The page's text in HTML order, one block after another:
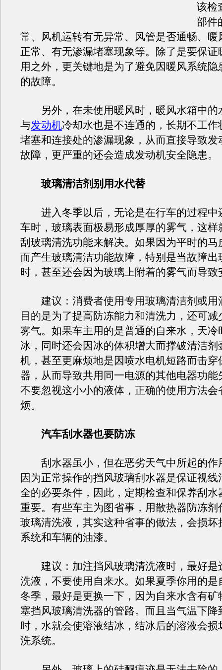
该检
部件
常、风机运转有无异常、风管是否通畅、暖
正常、有无渗漏堵塞现象等。除了是要保证
用之外，更关键地是为了避免因暖风系统隐
的故障。
另外，在未使用暖风时，暖风水箱中的
与发动机冷却水也是不连通的，长期不工作
堵塞和连接处的渗漏现象，从而直接导致发
故障，更严重的还会造成发动机安全隐患。
玻璃清洁剂别用水代替
进入冬季以后，无论是在行车的过程中
车时，玻璃表面极易形成厚厚的雾气，这样
刮玻璃清洗功能来解决。如果因为平时的马
而产生玻璃清洁功能故障，特别是当故障出
时，甚至还会因为玻璃上附着的雾气而导致
建议：消费者使用专用玻璃清洁剂或用
目的是为了提高防冻能力和清洗力，还可减
雾气。如果车主用的是普通的自来水，天冷
冰，同时还会因冰的体积增大而撑破清洁剂
机，甚至更麻烦地是因喷水电机短路而击穿
器，从而导致共用同一电源的其他电器功能
不要忽视这小小的液体，正确的使用方法会
烦。
汽车刮水器也要防冻
刮水器虽小，但在恶劣天气中所起的作
因为正常操作的挡风玻璃刮水器是保证视线
全的必要条件，因此，定期检查和保养刮水
重要。有些车主为图省事，用散热器防冻剂
玻璃清洗液，其实这种省事的做法，会损坏
系统和车辆的油漆。
建议：加注挡风玻璃清洗液时，最好是
洗液，不要使用自来水。如果夏季你用的是
冬季，最好是更换一下，因为自来水含有矿
塞挡风玻璃清洗器的管路。而且当气温下降
时，水就会使溶液结冰，结冰后的溶液会损
洗系统。